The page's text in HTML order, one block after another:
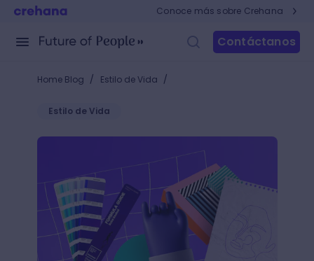
Conoce más sobre Crehana
Contáctanos
Home Blog / Estilo de Vida /
Estilo de Vida
10 mejores carreras que tengan que ver con